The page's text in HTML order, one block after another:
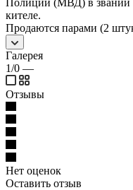
кителе.
Продаются парами (2
Галерея
1/0 —
Отзывы
Нет оценок
Оставить отзыв